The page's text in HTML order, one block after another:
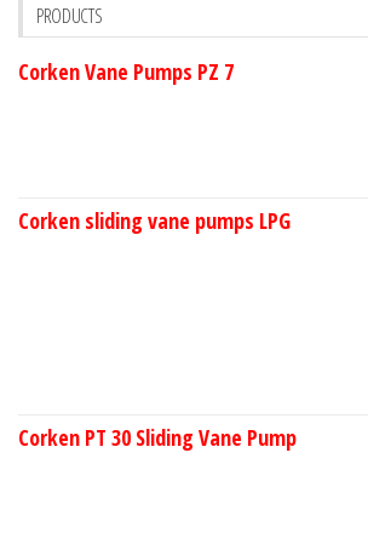
PRODUCTS
Corken Vane Pumps PZ 7
Corken sliding vane pumps LPG
Corken PT 30 Sliding Vane Pump